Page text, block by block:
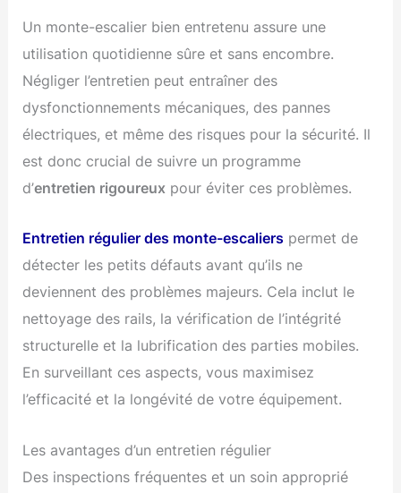
Un monte-escalier bien entretenu assure une
utilisation quotidienne sûre et sans encombre.
Négliger l’entretien peut entraîner des
dysfonctionnements mécaniques, des pannes
électriques, et même des risques pour la sécurité. Il
est donc crucial de suivre un programme
d’entretien rigoureux pour éviter ces problèmes.
Entretien régulier des monte-escaliers permet de
détecter les petits défauts avant qu’ils ne
deviennent des problèmes majeurs. Cela inclut le
nettoyage des rails, la vérification de l’intégrité
structurelle et la lubrification des parties mobiles.
En surveillant ces aspects, vous maximisez
l’efficacité et la longévité de votre équipement.
Les avantages d’un entretien régulier
Des inspections fréquentes et un soin approprié